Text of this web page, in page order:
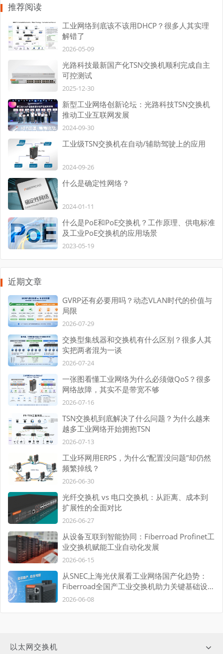
推荐阅读
工业网络到底该不该用DHCP？很多人其实理
解错了
2026-05-09
光路科技最新国产化TSN交换机顺利完成自主
可控测试
2025-12-30
新型工业网络创新论坛：光路科技TSN交换机
推动工业互联网发展
2024-09-30
工业级TSN交换机在自动/辅助驾驶上的应用
2024-09-26
什么是确定性网络？
2024-01-11
什么是PoE和PoE交换机？工作原理、供电标准
及工业PoE交换机的应用场景
2023-05-19
近期文章
GVRP还有必要用吗？动态VLAN时代的价值与
局限
2026-07-29
交换型集线器和交换机有什么区别？很多人其
实把两者混为一谈
2026-07-24
一张图看懂工业网络为什么必须做QoS？很多
网络故障，其实不是带宽不够
2026-07-16
TSN交换机到底解决了什么问题？为什么越来
越多工业网络开始拥抱TSN
2026-07-13
工业环网用ERPS，为什么“配置没问题”却仍然
频繁掉线？
2026-06-30
光纤交换机 vs 电口交换机：从距离、成本到
扩展性的全面对比
2026-06-27
从设备互联到智能协同：Fiberroad Profinet工
业交换机赋能工业自动化发展
2026-06-15
从SNEC上海光伏展看工业网络国产化趋势：
Fiberroad全国产工业交换机助力关键基础设施
自主可控
2026-06-08
以太网交换机